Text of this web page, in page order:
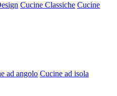
Cucine Classiche Cucine
ad angolo Cucine ad isola